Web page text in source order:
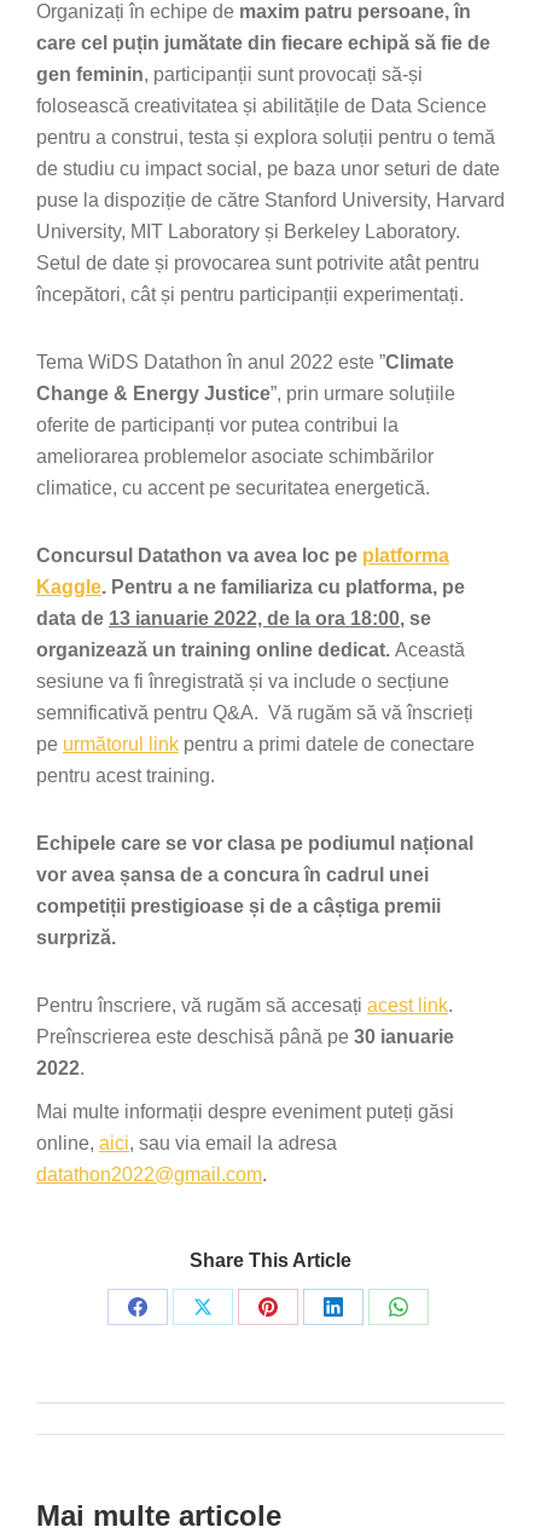
Organizați în echipe de maxim patru persoane, în
care cel puțin jumătate din fiecare echipă să fie de
gen feminin, participanții sunt provocați să-și
folosească creativitatea și abilitățile de Data Science
pentru a construi, testa și explora soluții pentru o temă
de studiu cu impact social, pe baza unor seturi de date
puse la dispoziție de către Stanford University, Harvard
University, MIT Laboratory și Berkeley Laboratory.
Setul de date și provocarea sunt potrivite atât pentru
începători, cât și pentru participanții experimentați.
Tema WiDS Datathon în anul 2022 este ”Climate
Change & Energy Justice”, prin urmare soluțiile
oferite de participanți vor putea contribui la
ameliorarea problemelor asociate schimbărilor
climatice, cu accent pe securitatea energetică.
Concursul Datathon va avea loc pe platforma
Kaggle. Pentru a ne familiariza cu platforma, pe
data de 13 ianuarie 2022, de la ora 18:00, se
organizează un training online dedicat. Această
sesiune va fi înregistrată și va include o secțiune
semnificativă pentru Q&A. Vă rugăm să vă înscrieți
pe următorul link pentru a primi datele de conectare
pentru acest training.
Echipele care se vor clasa pe podiumul național
vor avea șansa de a concura în cadrul unei
competiții prestigioase și de a câștiga premii
surpriză.
Pentru înscriere, vă rugăm să accesați acest link.
Preînscrierea este deschisă până pe 30 ianuarie
2022.
Mai multe informații despre eveniment puteți găsi
online, aici, sau via email la adresa
datathon2022@gmail.com.
Share This Article
Share
Share
Share
Share
Share
Post
Mai multe articole